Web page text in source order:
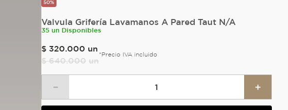
50%
Valvula Grifería Lavamanos A Pared Taut N/A
35 un Disponibles
$ 320.000 un
$ 640.000 un
*Precio IVA incluido
＋
－